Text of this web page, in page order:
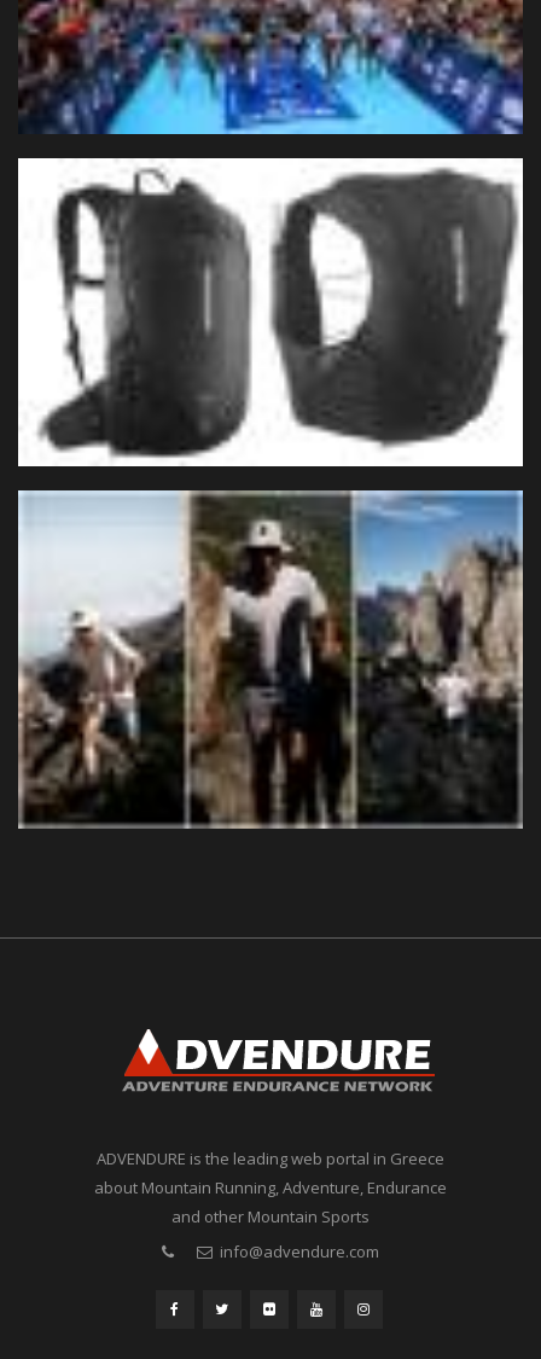
ADVENDURE is the leading web portal in Greece
about Mountain Running, Adventure, Endurance
and other Mountain Sports
info@advendure.com